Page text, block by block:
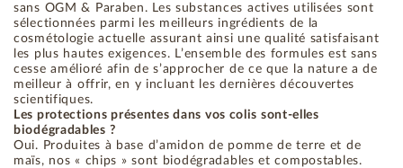
sans OGM & Paraben. Les substances actives utilisées sont
sélectionnées parmi les meilleurs ingrédients de la
cosmétologie actuelle assurant ainsi une qualité satisfaisant
les plus hautes exigences. L’ensemble des formules est sans
cesse amélioré afin de s’approcher de ce que la nature a de
meilleur à offrir, en y incluant les dernières découvertes
scientifiques.
Les protections présentes dans vos colis sont-elles
biodégradables ?
Oui. Produites à base d’amidon de pomme de terre et de
maïs, nos « chips » sont biodégradables et compostables.